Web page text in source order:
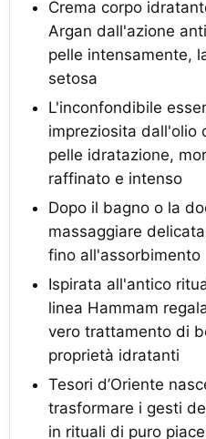
Crema corpo
Argan dall'azione
pelle intensamente,
setosa
L'inconfondibile
impreziosita dall'olio
pelle idratazione,
raffinato e intenso
Dopo il bagno o la
massaggiare
fino all'assorbimento
Ispirata all'antico
linea Hammam
vero trattamento di
proprietà idratanti
Tesori d’Oriente
trasformare i gesti
in rituali di puro